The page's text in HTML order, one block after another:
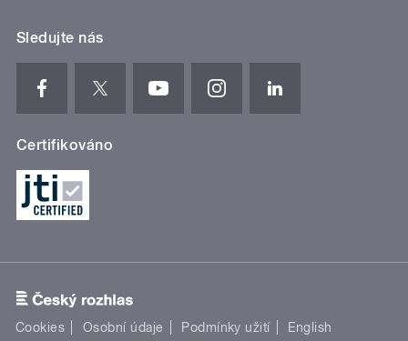
Sledujte nás
Certifikováno
Cookies Osobní údaje Podmínky užití English